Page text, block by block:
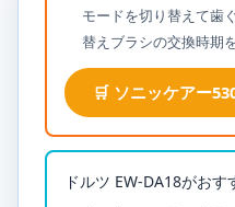
モードを切り替えて歯
替えブラシの交換時期
🛒 ソニッケアー
ドルツ EW-DA18がおす